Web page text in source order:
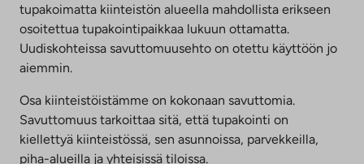
tupakoimatta kiinteistön alueella mahdollista erikseen
osoitettua tupakointipaikkaa lukuun ottamatta.
Uudiskohteissa savuttomuusehto on otettu käyttöön jo
aiemmin.
Osa kiinteistöistämme on kokonaan savuttomia.
Savuttomuus tarkoittaa sitä, että tupakointi on
kiellettyä kiinteistössä, sen asunnoissa, parvekkeilla,
piha-alueilla ja yhteisissä tiloissa.